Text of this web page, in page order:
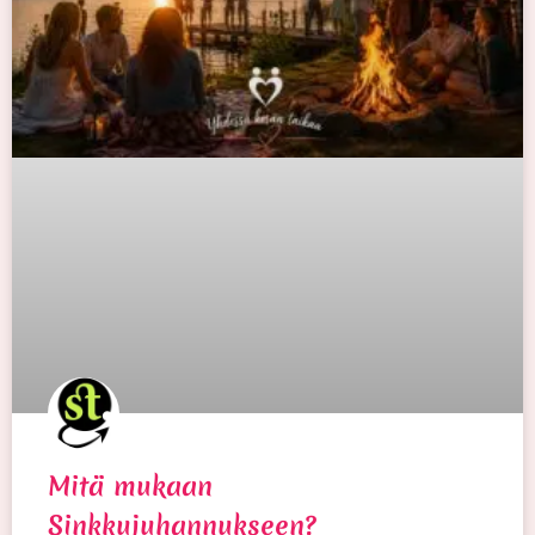
Mitä mukaan
Sinkkujuhannukseen?